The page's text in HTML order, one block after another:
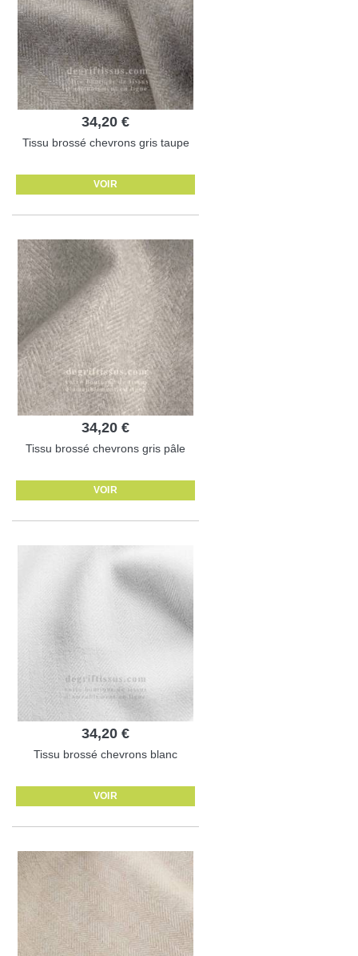
34,20 €
Tissu brossé chevrons gris taupe
VOIR
34,20 €
Tissu brossé chevrons gris pâle
VOIR
34,20 €
Tissu brossé chevrons blanc
VOIR